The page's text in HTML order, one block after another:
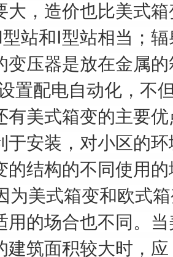
大，造价也比美式
站和Ⅰ型站相当；
变压器是放在金属
置配电自动化，不
有美式箱变的主要
于安装，对小区的
的结构的不同使用
为美式箱变和欧式
用的场合也不同。
建筑面积较大时，应